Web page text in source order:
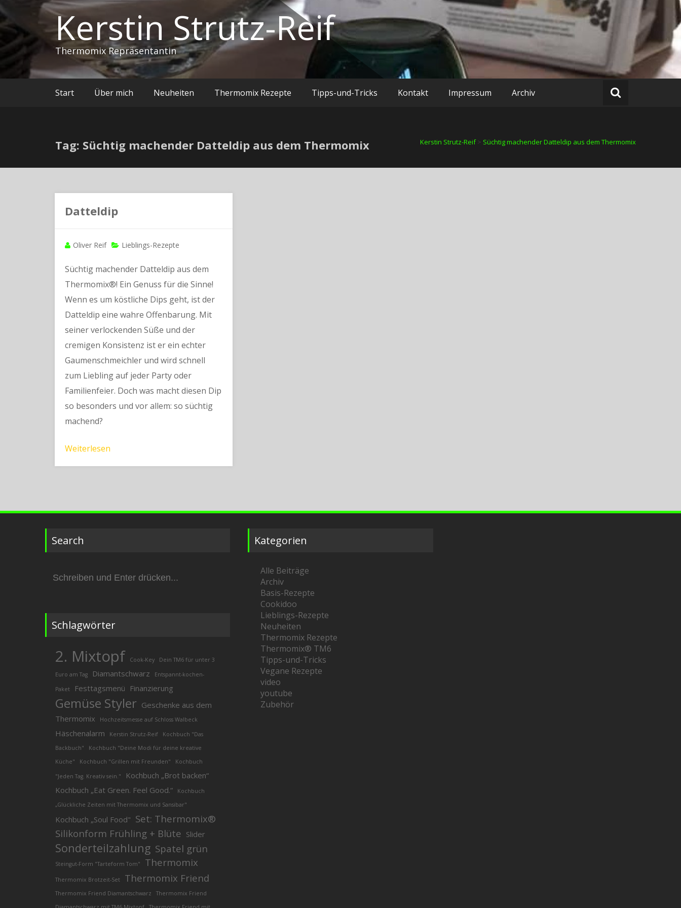
Kerstin Strutz-Reif
Thermomix Repräsentantin
Start Über mich Neuheiten Thermomix Rezepte Tipps-und-Tricks Kontakt Impressum Archiv
Tag: Süchtig machender Datteldip aus dem Thermomix Kerstin Strutz-Reif> Süchtig machender Datteldip aus dem Thermomix
Datteldip
Oliver Reif Lieblings-Rezepte
Süchtig machender Datteldip aus dem
Thermomix®! Ein Genuss für die Sinne!
Wenn es um köstliche Dips geht, ist der
Datteldip eine wahre Offenbarung. Mit
seiner verlockenden Süße und der
cremigen Konsistenz ist er ein echter
Gaumenschmeichler und wird schnell
zum Liebling auf jeder Party oder
Familienfeier. Doch was macht diesen Dip
so besonders und vor allem: so süchtig
machend?
Weiterlesen
Search
nach:
Schlagwörter
2. Mixtopf Cook-Key Dein TM6 für unter 3
Euro am Tag Diamantschwarz Entspannt-kochen-
Paket Festtagsmenü Finanzierung
Gemüse Styler Geschenke aus dem
Thermomix
Hochzeitsmesse auf Schloss Walbeck
Häschenalarm Kerstin Strutz-Reif
Kochbuch "Das
Backbuch"
Kochbuch "Deine Modi für deine kreative
Küche"
Kochbuch "Grillen mit Freunden" Kochbuch
"Jeden Tag. Kreativ sein."
Kochbuch „Brot backen“
Kochbuch „Eat Green. Feel Good.“
Kochbuch
„Glückliche Zeiten mit Thermomix und Sansibar"
Kochbuch „Soul Food" Set: Thermomix®
Silikonform Frühling + Blüte Slider
Sonderteilzahlung Spatel grün
Steingut-Form "Tarteform Tom" Thermomix
Thermomix Brotzeit-Set Thermomix Friend
Thermomix Friend Diamantschwarz
Thermomix Friend
Kategorien
Alle Beiträge
Archiv
Basis-Rezepte
Cookidoo
Lieblings-Rezepte
Neuheiten
Thermomix Rezepte
Thermomix® TM6
Tipps-und-Tricks
Vegane Rezepte
video
youtube
Zubehör